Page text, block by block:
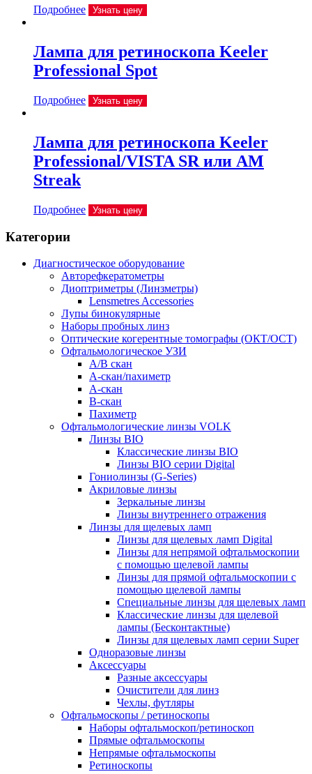
Подробнее Узнать цену
Лампа для ретиноскопа Keeler
Professional Spot
Подробнее Узнать цену
Лампа для ретиноскопа Keeler
Professional/VISTA SR или AM
Streak
Подробнее Узнать цену
Категории
Диагностическое оборудование
Авторефкератометры
Диоптриметры (Линзметры)
Lensmetres Accessories
Лупы бинокулярные
Наборы пробных линз
Оптические когерентные томографы (ОКТ/ОСТ)
Офтальмологическое УЗИ
A/B скан
A-скан/пахиметр
A-скан
B-скан
Пахиметр
Офтальмологические линзы VOLK
Линзы BIO
Классические линзы BIO
Линзы BIO серии Digital
Гониолинзы (G-Series)
Акриловые линзы
Зеркальные линзы
Линзы внутреннего отражения
Линзы для щелевых ламп
Линзы для щелевых ламп Digital
Линзы для непрямой офтальмоскопии
с помощью щелевой лампы
Линзы для прямой офтальмоскопии с
помощью щелевой лампы
Специальные линзы для щелевых ламп
Классические линзы для щелевой
лампы (Бесконтактные)
Линзы для щелевых ламп серии Super
Одноразовые линзы
Аксессуары
Разные аксессуары
Очистители для линз
Чехлы, футляры
Офтальмоскопы / ретиноскопы
Наборы офтальмоскоп/ретиноскоп
Прямые офтальмоскопы
Непрямые офтальмоскопы
Ретиноскопы